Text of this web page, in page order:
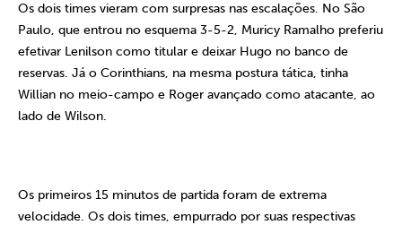
Os dois times vieram com surpresas nas escalações. No São
Paulo, que entrou no esquema 3-5-2, Muricy Ramalho preferiu
efetivar Lenilson como titular e deixar Hugo no banco de
reservas. Já o Corinthians, na mesma postura tática, tinha
Willian no meio-campo e Roger avançado como atacante, ao
lado de Wilson.
Os primeiros 15 minutos de partida foram de extrema
velocidade. Os dois times, empurrado por suas respectivas